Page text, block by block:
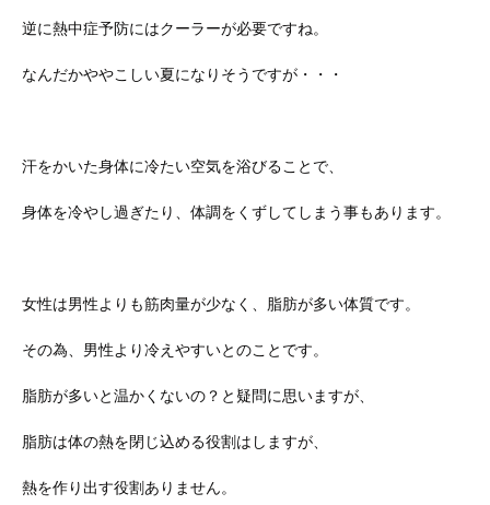
逆に熱中症予防にはクーラーが必要ですね。
なんだかややこしい夏になりそうですが・・・
汗をかいた身体に冷たい空気を浴びることで、
身体を冷やし過ぎたり、体調をくずしてしまう事もあります。
女性は男性よりも筋肉量が少なく、脂肪が多い体質です。
その為、男性より冷えやすいとのことです。
脂肪が多いと温かくないの？と疑問に思いますが、
脂肪は体の熱を閉じ込める役割はしますが、
熱を作り出す役割ありません。